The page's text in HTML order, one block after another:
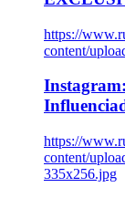
https://
content/
https://
content/
335x256.jpg